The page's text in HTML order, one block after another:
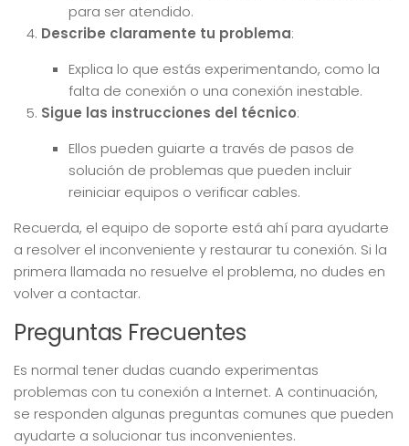
para ser atendido.
Describe claramente tu problema:
Explica lo que estás experimentando, como la
falta de conexión o una conexión inestable.
Sigue las instrucciones del técnico:
Ellos pueden guiarte a través de pasos de
solución de problemas que pueden incluir
reiniciar equipos o verificar cables.
Recuerda, el equipo de soporte está ahí para ayudarte
a resolver el inconveniente y restaurar tu conexión. Si la
primera llamada no resuelve el problema, no dudes en
volver a contactar.
Preguntas Frecuentes
Es normal tener dudas cuando experimentas
problemas con tu conexión a Internet. A continuación,
se responden algunas preguntas comunes que pueden
ayudarte a solucionar tus inconvenientes.